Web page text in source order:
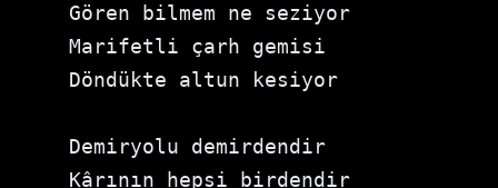
Gören bilmem ne seziyor
Marifetli çarh gemisi
Döndükte altun kesiyor
Demiryolu demirdendir
Kârının hepsi birdendir